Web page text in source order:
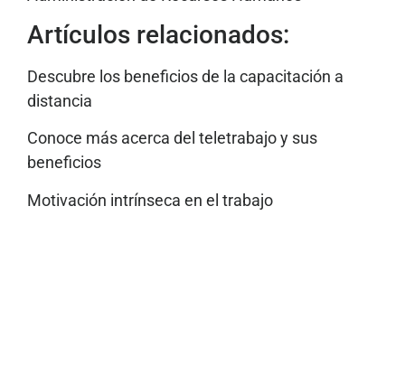
Artículos relacionados:
Descubre los beneficios de la capacitación a
distancia
Conoce más acerca del teletrabajo y sus
beneficios
Motivación intrínseca en el trabajo